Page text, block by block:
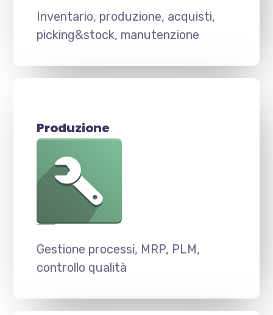
Inventario, produzione, acquisti,
picking&stock, manutenzione
Produzione
Gestione processi, MRP, PLM,
controllo qualità